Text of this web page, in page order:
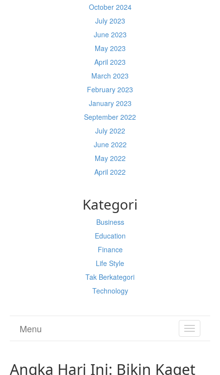
October 2024
July 2023
June 2023
May 2023
April 2023
March 2023
February 2023
January 2023
September 2022
July 2022
June 2022
May 2022
April 2022
Kategori
Business
Education
Finance
Life Style
Tak Berkategori
Technology
TOGGLE
Menu
Angka Hari Ini: Bikin Kaget